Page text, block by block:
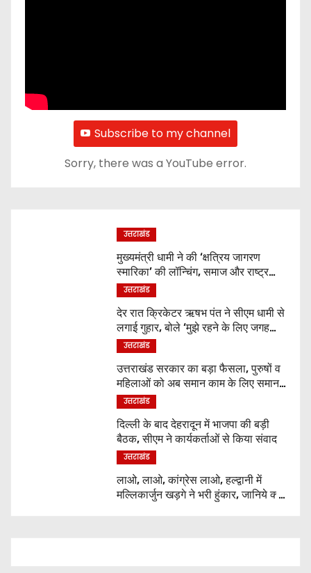
Subscribe to my channel
Sorry, there was a YouTube error.
उत्तराखंड
मुख्यमंत्री धामी ने की ‘क्षत्रिय जागरण
स्मारिका’ की लॉन्चिंग, समाज और राष्ट्र
निर्माण में युवाओं से मांगा सहयोग
उत्तराखंड
देर रात क्रिकेटर ऋषभ पंत ने सीएम धामी से
लगाई गुहार, बोले ‘मुझे रहने के लिए जगह
नहीं मिल रही’
उत्तराखंड
उत्तराखंड सरकार का बड़ा फैसला, पुरुषों व
महिलाओं को अब समान काम के लिए समान
वेतन
उत्तराखंड
दिल्ली के बाद देहरादून में भाजपा की बड़ी
बैठक, सीएम ने कार्यकर्ताओं से किया संवाद
उत्तराखंड
लाओ, लाओ, कांग्रेस लाओ, हल्द्वानी में
मल्लिकार्जुन खड़गे ने भरी हुंकार, जानिये क्या